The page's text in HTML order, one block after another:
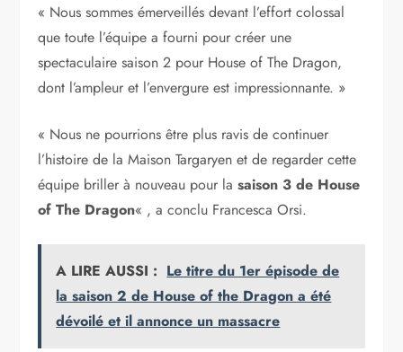
« Nous sommes émerveillés devant l’effort colossal
que toute l’équipe a fourni pour créer une
spectaculaire saison 2 pour House of The Dragon,
dont l’ampleur et l’envergure est impressionnante. »
« Nous ne pourrions être plus ravis de continuer
l’histoire de la Maison Targaryen et de regarder cette
équipe briller à nouveau pour lasaison 3 de House
of The Dragon« , a conclu Francesca Orsi.
A LIRE AUSSI : Le titre du 1er épisode de
la saison 2 de House of the Dragon a été
dévoilé et il annonce un massacre